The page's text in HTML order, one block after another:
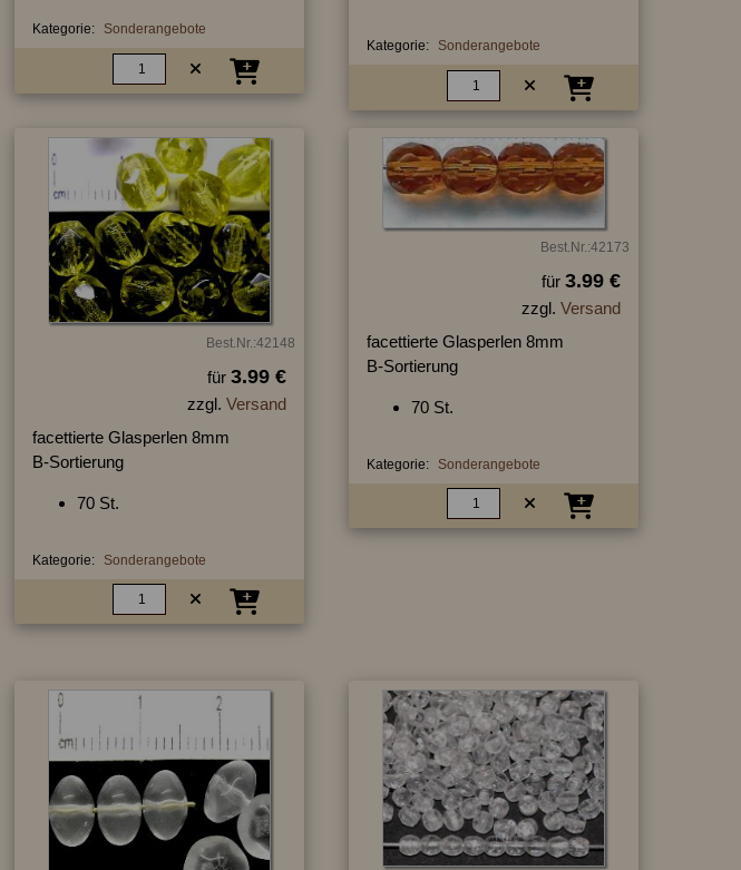
Kategorie: Sonderangebote
Kategorie: Sonderangebote
Best.Nr.:42148
für 3.99 €
zzgl. Versand
facettierte Glasperlen 8mm
B-Sortierung
70 St.
Kategorie: Sonderangebote
Best.Nr.:42173
für 3.99 €
zzgl. Versand
facettierte Glasperlen 8mm
B-Sortierung
70 St.
Kategorie: Sonderangebote